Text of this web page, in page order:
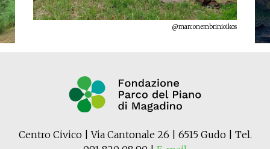
@marconembrinioikos
Centro Civico | Via Cantonale 26 | 6515 Gudo | Tel.